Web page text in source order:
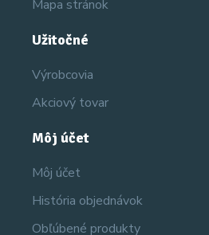
Mapa stránok
Užitočné
Výrobcovia
Akciový tovar
Môj účet
Môj účet
História objednávok
Obľúbené produkty